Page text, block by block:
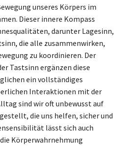
unseres Körpers im
Dieser innere Kompass
darunter Lagesinn,
die alle zusammenwirken,
zu koordinieren. Der
Tastsinn ergänzen diese
ein vollständiges
Interaktionen mit der
sind wir oft unbewusst auf
die uns helfen, sicher und
lässt sich auch
Körperwahrnehmung